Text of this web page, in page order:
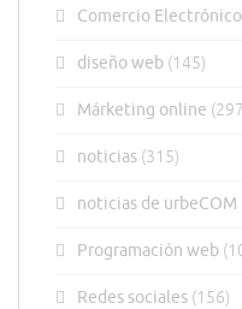
Comercio Electrónico
diseño web (145)
Márketing online
noticias (315)
noticias de urbeCOM
Programación web
Redes sociales (156)